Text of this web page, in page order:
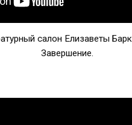
салон Елизаветы
Завершение.